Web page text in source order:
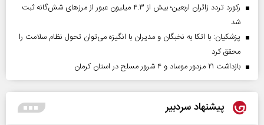
رکورد تردد زائران اربعین؛ بیش از ۴.۳ میلیون عبور از مرزهای شش‌گانه ثبت
شد
پزشکیان: با اتکا به نخبگان و مدیران با انگیزه می‌توان تحول نظام سلامت را
محقق کرد
بازداشت ۲۱ مزدور موساد و ۴ شرور مسلح در استان کرمان
پیشنهاد سردبیر